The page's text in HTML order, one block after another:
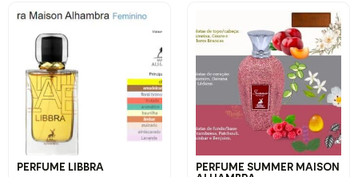
PERFUME LIBBRA
PERFUME SUMMER MAISON